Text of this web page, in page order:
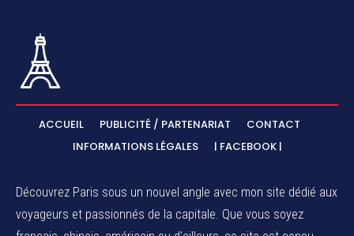
ACCUEIL PUBLICITÉ / PARTENARIAT
CONTACT
INFORMATIONS LÉGALES
| FACEBOOK |
Découvrez Paris sous un nouvel angle avec mon site dédié aux
voyageurs et passionnés de la capitale. Que vous soyez